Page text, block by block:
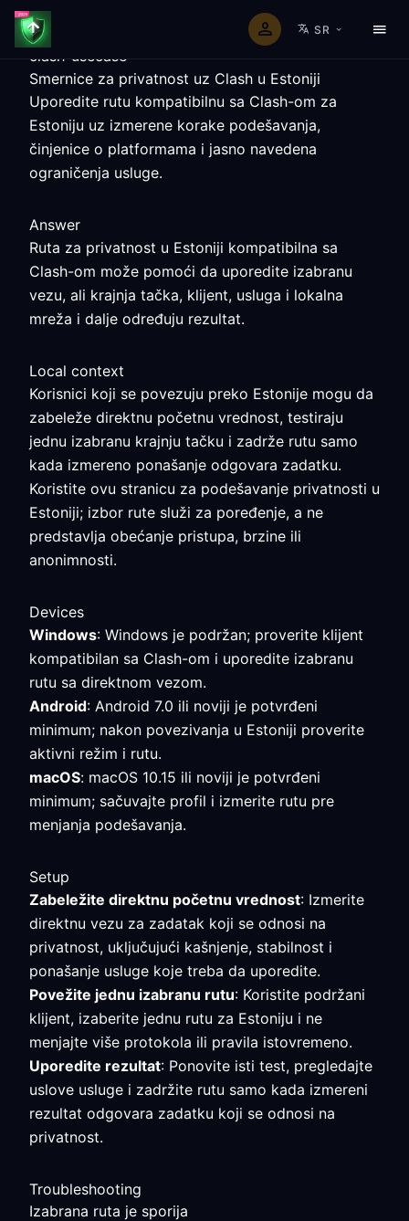
SR
clash-usecase
Smernice za privatnost uz Clash u Estoniji
Uporedite rutu kompatibilnu sa Clash-om za
Estoniju uz izmerene korake podešavanja,
činjenice o platformama i jasno navedena
ograničenja usluge.
Answer
Ruta za privatnost u Estoniji kompatibilna sa
Clash-om može pomoći da uporedite izabranu
vezu, ali krajnja tačka, klijent, usluga i lokalna
mreža i dalje određuju rezultat.
Local context
Korisnici koji se povezuju preko Estonije mogu da
zabeleže direktnu početnu vrednost, testiraju
jednu izabranu krajnju tačku i zadrže rutu samo
kada izmereno ponašanje odgovara zadatku.
Koristite ovu stranicu za podešavanje privatnosti u
Estoniji; izbor rute služi za poređenje, a ne
predstavlja obećanje pristupa, brzine ili
anonimnosti.
Devices
Windows: Windows je podržan; proverite klijent
kompatibilan sa Clash-om i uporedite izabranu
rutu sa direktnom vezom.
Android: Android 7.0 ili noviji je potvrđeni
minimum; nakon povezivanja u Estoniji proverite
aktivni režim i rutu.
macOS: macOS 10.15 ili noviji je potvrđeni
minimum; sačuvajte profil i izmerite rutu pre
menjanja podešavanja.
Setup
Zabeležite direktnu početnu vrednost: Izmerite
direktnu vezu za zadatak koji se odnosi na
privatnost, uključujući kašnjenje, stabilnost i
ponašanje usluge koje treba da uporedite.
Povežite jednu izabranu rutu: Koristite podržani
klijent, izaberite jednu rutu za Estoniju i ne
menjajte više protokola ili pravila istovremeno.
Uporedite rezultat: Ponovite isti test, pregledajte
uslove usluge i zadržite rutu samo kada izmereni
rezultat odgovara zadatku koji se odnosi na
privatnost.
Troubleshooting
Izabrana ruta je sporija